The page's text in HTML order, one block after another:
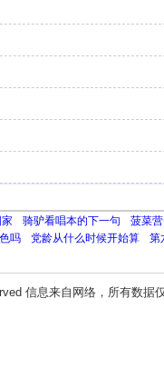
骑驴看唱本的下一句 菠菜
吗 党龄从什么时候开始算 第
信息来自网络，所有数据